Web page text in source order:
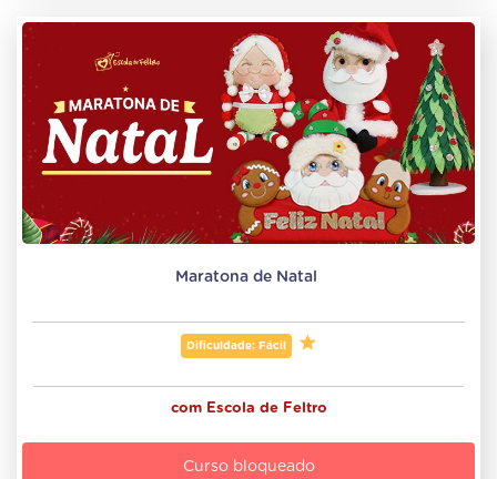
Maratona de Natal
Dificuldade: Fácil
com Escola de Feltro
Curso bloqueado